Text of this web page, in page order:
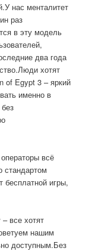
нас менталитет
раз
в эту модель
два года
хотят
of Egypt 3 – яркий
именно в
всё
стандартом
игры,
все хотят
нашим
доступным.Без